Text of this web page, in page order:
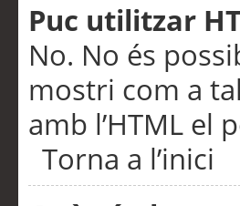
Puc utilitzar
No. No és
mostri com a
amb l’HTML el
Torna a l’inici